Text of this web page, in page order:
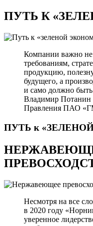
ПУТЬ К
Компании важно не
требованиям,
продукцию,
будущего, а
и само должно
Владимир Потанин
Правления ПАО
ПУТЬ к
Несмотря на все
в 2020 году
уверенное